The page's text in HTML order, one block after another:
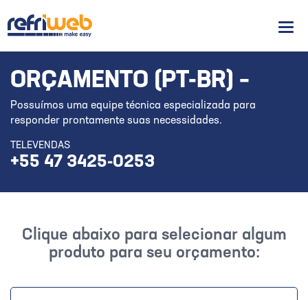
ORÇAMENTO (PT-BR) –
Possuímos uma equipe técnica especializada para
responder prontamente suas necessidades.
TELEVENDAS
+55 47 3425-0253
Clique abaixo para selecionar algum
produto para seu orçamento: